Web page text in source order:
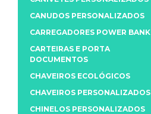
CANUDOS PERSONALIZADOS
CARREGADORES POWER BANK
CARTEIRAS E PORTA
DOCUMENTOS
CHAVEIROS ECOLÓGICOS
CHAVEIROS PERSONALIZADOS
CHINELOS PERSONALIZADOS